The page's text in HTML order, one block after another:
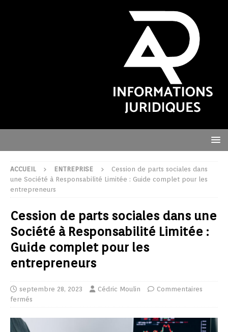
ACCUEIL ENTREPRISE
Cession de parts sociales dans
une Société à Responsabilité Limitée : Guide complet pour les
entrepreneurs
Cession de parts sociales dans une
Société à Responsabilité Limitée :
Guide complet pour les
entrepreneurs
septembre 28, 2023 Cédric Moulin
Commentaires
fermés